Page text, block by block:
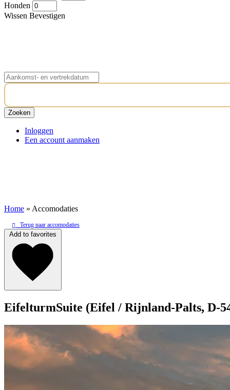
Honden
Wissen Bevestigen
Inloggen
Een account aanmaken
Home » Accomodaties
Terug naar accomodaties
Add to favorites
EifelturmSuite (Eifel / Rijnland-Palts, D-